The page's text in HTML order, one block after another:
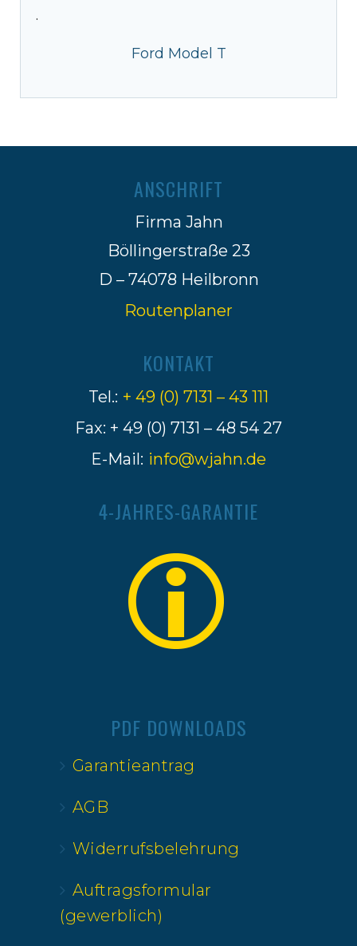
·
Ford Model T
ANSCHRIFT
Firma Jahn
Böllingerstraße 23
D – 74078 Heilbronn
Routenplaner
KONTAKT
Tel.: + 49 (0) 7131 – 43 111
Fax: + 49 (0) 7131 – 48 54 27
E-Mail: info@wjahn.de
4-JAHRES-GARANTIE
PDF DOWNLOADS
Garantieantrag
AGB
Widerrufsbelehrung
Auftragsformular
(gewerblich)